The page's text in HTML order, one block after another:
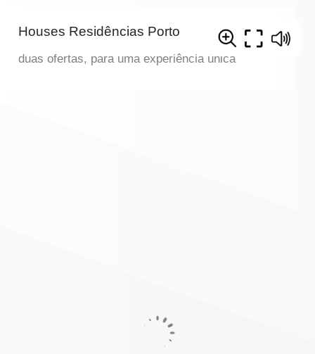
Houses Residências Porto
duas ofertas, para uma experiência única